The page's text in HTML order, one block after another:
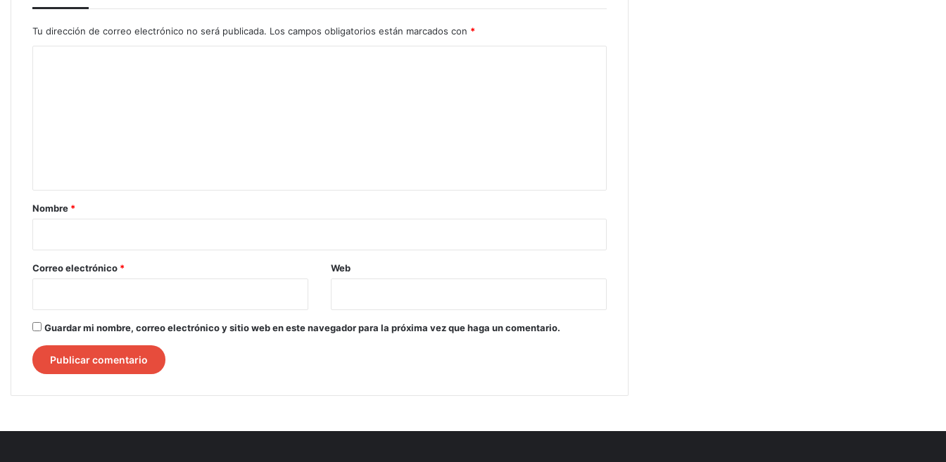
Tu dirección de correo electrónico no será publicada. Los campos obligatorios están marcados con *
r
*
Nombre *
Correo electrónico * Web
Guardar mi nombre, correo electrónico y sitio web en este navegador para la próxima vez que haga un comentario.